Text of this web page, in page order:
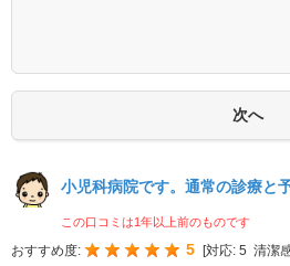
小児科病院です。通常の診療と
この口コミは1年以上前のものです
おすすめ度: 5 対応: 5 清潔